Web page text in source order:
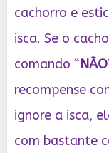
cachorro e
isca. Se o
comando “NÃO
recompense
ignore a isca,
com bastante